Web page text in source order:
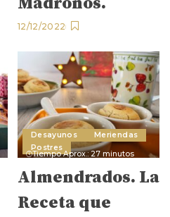
12/12/2022
Desayunos
Meriendas
Postres
Tiempo Aprox.: 27 minutos
Almendrados. La
Receta que